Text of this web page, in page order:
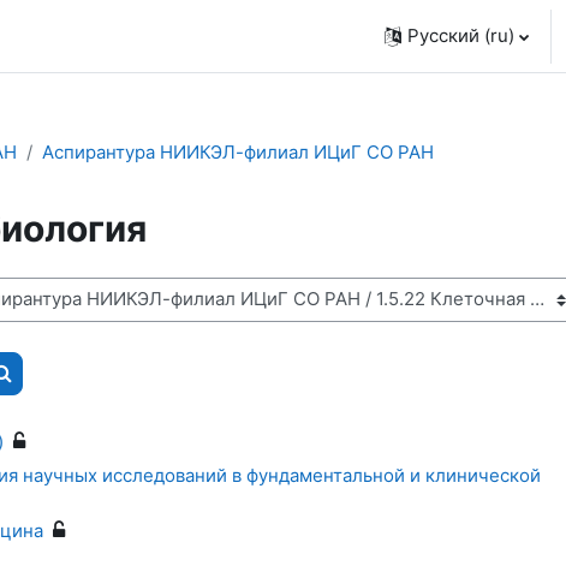
Русский ‎(ru)‎
Аспирантура НИИКЭЛ-филиал ИЦиГ СО РАН
Поиск курса
научных исследований в фундаментальной и клинической